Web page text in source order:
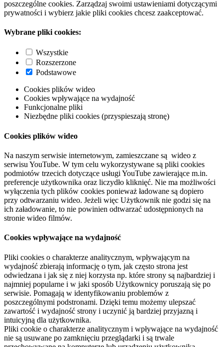
poszczególne cookies. Zarządzaj swoimi ustawieniami dotyczącymi
prywatności i wybierz jakie pliki cookies chcesz zaakceptować.
Wybrane pliki cookies:
Wszystkie
Rozszerzone
Podstawowe
Cookies plików wideo
Cookies wpływające na wydajność
Funkcjonalne pliki
Niezbędne pliki cookies (przyspieszają stronę)
Cookies plików wideo
Na naszym serwisie internetowym, zamieszczane są wideo z
serwisu YouTube. W tym celu wykorzystywane są pliki cookies
podmiotów trzecich dotyczące usługi YouTube zawierające m.in.
preferencje użytkownika oraz liczydło kliknięć. Nie ma możliwości
wyłączenia tych plików cookies ponieważ ładowane są dopiero
przy odtwarzaniu wideo. Jeżeli więc Użytkownik nie godzi się na
ich załadowanie, to nie powinien odtwarzać udostępnionych na
stronie wideo filmów.
Cookies wpływające na wydajność
Pliki cookies o charakterze analitycznym, wpływającym na
wydajność zbierają informację o tym, jak często strona jest
odwiedzana i jak się z niej korzysta np. które strony są najbardziej i
najmniej popularne i w jaki sposób Użytkownicy poruszają się po
serwisie. Pomagają w identyfikowaniu problemów z
poszczególnymi podstronami. Dzięki temu możemy ulepszać
zawartość i wydajność strony i uczynić ją bardziej przyjazną i
intuicyjną dla użytkownika.
Pliki cookie o charakterze analitycznym i wpływające na wydajność
nie są usuwane po zamknięciu przeglądarki i są trwale